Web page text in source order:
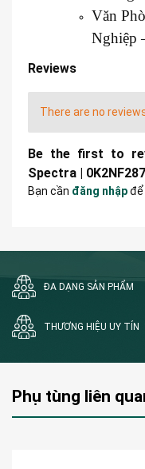
Văn
Nghiệp
Reviews
There are no
Be the first to
Spectra |
Bạn cần đăng nhậpđể
ĐA DẠNG SẢN PHẨM
THƯƠNG HIỆU UY TÍN
Phụ tùng liên